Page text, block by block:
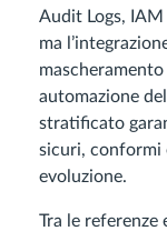
Audit Logs, IAM
ma
automazione
stratificato
sicuri, conformi
evoluzione.
Tra le referenze